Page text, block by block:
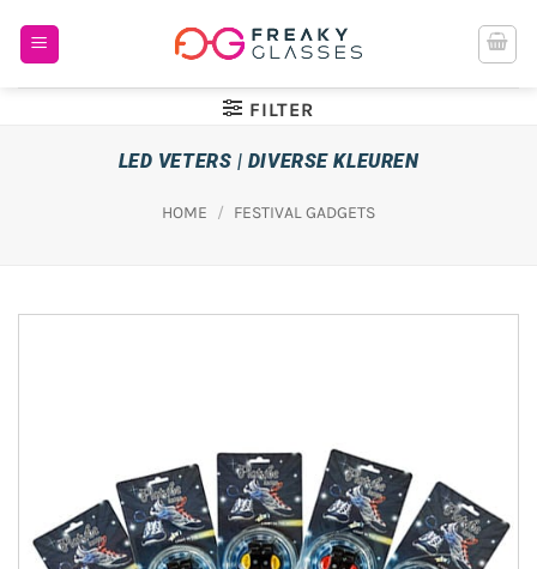
naar
FILTER
LED VETERS | DIVERSE KLEUREN
HOME / FESTIVAL GADGETS